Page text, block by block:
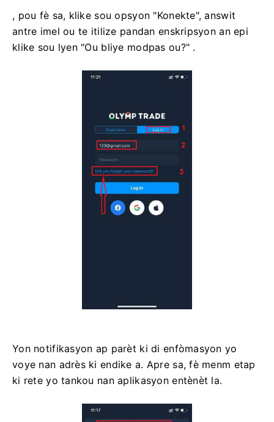
, pou fè sa, klike sou opsyon "Konekte", answit
antre imel ou te itilize pandan enskripsyon an epi
klike sou lyen "Ou bliye modpas ou?" .
Yon notifikasyon ap parèt ki di enfòmasyon yo
voye nan adrès ki endike a. Apre sa, fè menm etap
ki rete yo tankou nan aplikasyon entènèt la.